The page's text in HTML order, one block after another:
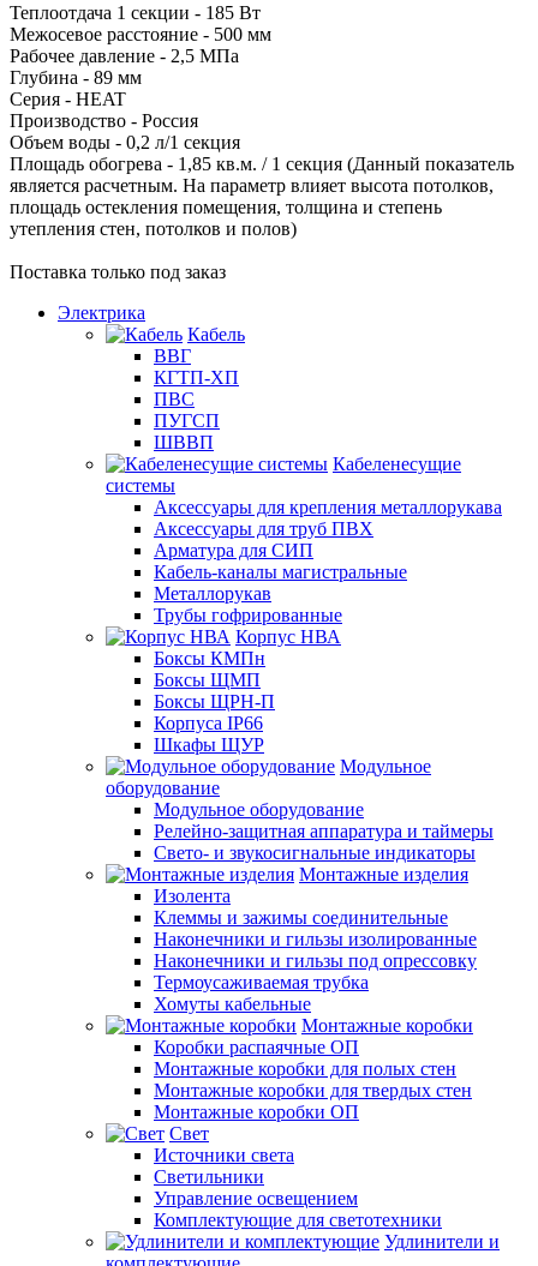
Теплоотдача 1 секции - 185 Вт
Межосевое расстояние - 500 мм
Рабочее давление - 2,5 МПа
Глубина - 89 мм
Серия - HEAT
Производство - Россия
Объем воды - 0,2 л/1 секция
Площадь обогрева - 1,85 кв.м. / 1 секция (Данный показатель
является расчетным. На параметр влияет высота потолков,
площадь остекления помещения, толщина и степень
утепления стен, потолков и полов)
Поставка только под заказ
Электрика
Кабель
ВВГ
КГТП-ХП
ПВС
ПУГСП
ШВВП
Кабеленесущие
системы
Аксессуары для крепления металлорукава
Аксессуары для труб ПВХ
Арматура для СИП
Кабель-каналы магистральные
Металлорукав
Трубы гофрированные
Корпус НВА
Боксы КМПн
Боксы ЩМП
Боксы ЩРН-П
Корпуса IP66
Шкафы ЩУР
Модульное
оборудование
Модульное оборудование
Релейно-защитная аппаратура и таймеры
Свето- и звукосигнальные индикаторы
Монтажные изделия
Изолента
Клеммы и зажимы соединительные
Наконечники и гильзы изолированные
Наконечники и гильзы под опрессовку
Термоусаживаемая трубка
Хомуты кабельные
Монтажные коробки
Коробки распаячные ОП
Монтажные коробки для полых стен
Монтажные коробки для твердых стен
Монтажные коробки ОП
Свет
Источники света
Светильники
Управление освещением
Комплектующие для светотехники
Удлинители и